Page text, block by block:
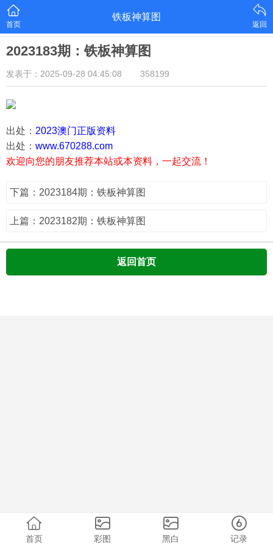
首页
铁板神算图
返回
2023183期：铁板神算图
发表于：2025-09-28 04:45:08 358199
出处： 2023澳门正版资料
出处： www.670288.com
欢迎向您的朋友推荐本站或本资料，一起交流！
下篇：2023184期：铁板神算图
上篇：2023182期：铁板神算图
返回首页
首页 彩图 黑白 记录